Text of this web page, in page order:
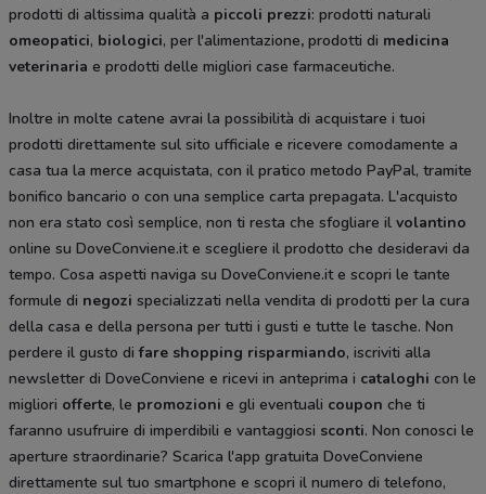
prodotti di altissima qualità a piccoli prezzi: prodotti naturali
omeopatici, biologici, per l'alimentazione, prodotti di medicina
veterinaria e prodotti delle migliori case farmaceutiche.
Inoltre in molte catene avrai la possibilità di acquistare i tuoi
prodotti direttamente sul sito ufficiale e ricevere comodamente a
casa tua la merce acquistata, con il pratico metodo PayPal, tramite
bonifico bancario o con una semplice carta prepagata. L'acquisto
non era stato così semplice, non ti resta che sfogliare il volantino
online su DoveConviene.it e scegliere il prodotto che desideravi da
tempo. Cosa aspetti naviga su DoveConviene.it e scopri le tante
formule di negozi specializzati nella vendita di prodotti per la cura
della casa e della persona per tutti i gusti e tutte le tasche. Non
perdere il gusto difare shopping risparmiando, iscriviti alla
newsletter di DoveConviene e ricevi in anteprima i cataloghi con le
migliori offerte, le promozioni e gli eventuali coupon che ti
faranno usufruire di imperdibili e vantaggiosi sconti. Non conosci le
aperture straordinarie? Scarica l'app gratuita DoveConviene
direttamente sul tuo smartphone e scopri il numero di telefono,